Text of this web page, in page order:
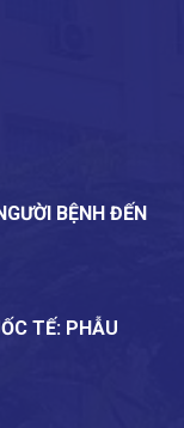
BỆNH ĐẾN
TẾ: PHẪU